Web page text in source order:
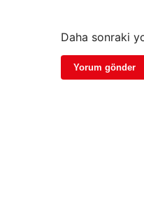
Daha sonraki